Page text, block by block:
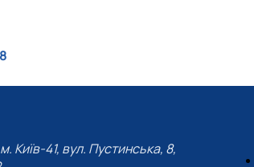
Київ-41, вул. Пустинська, 8,